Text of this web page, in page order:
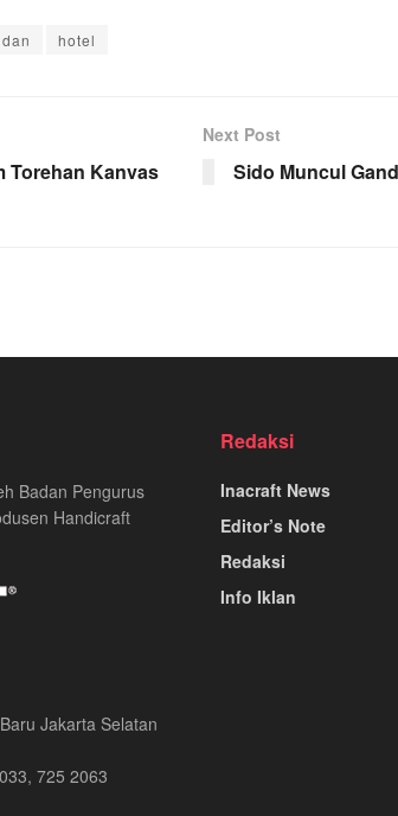
hotel
Torehan Kanvas
Next Post
Sido Muncul
Badan Pengurus
Handicraft
Jakarta Selatan
725 2063
Redaksi
Inacraft News
Editor’s Note
Redaksi
Info Iklan